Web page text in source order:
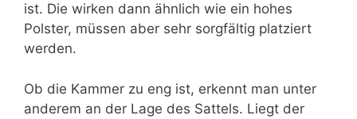
ist. Die wirken dann ähnlich wie ein hohes
Polster, müssen aber sehr sorgfältig platziert
werden.
Ob die Kammer zu eng ist, erkennt man unter
anderem an der Lage des Sattels. Liegt der